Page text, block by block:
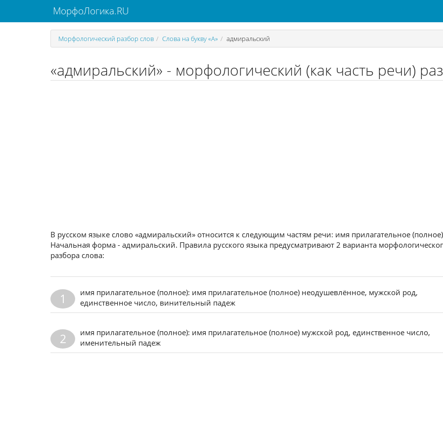
МорфоЛогика.RU
Морфологический разбор слов Слова на букву «А» адмиральский
«адмиральский» - морфологический (как часть речи)
В русском языке слово «адмиральский» относится к следующим частям речи: имя прилагательное
Начальная форма - адмиральский. Правила русского языка предусматривают 2 варианта
разбора слова:
1
имя прилагательное (полное): имя прилагательное (полное) неодушевлённое, мужской род,
единственное число, винительный падеж
2
имя прилагательное (полное): имя прилагательное (полное) мужской род, единственное число,
именительный падеж